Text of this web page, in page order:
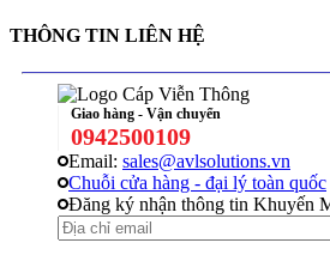
THÔNG TIN LIÊN HỆ
Giao hàng - Vận chuyển
0942500109
Email: sales@avlsolutions.vn
Chuỗi cửa hàng - đại lý toàn quốc
Đăng ký nhận thông tin Khuyến